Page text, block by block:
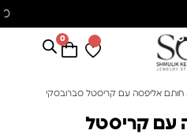
0
אליפסה עם קריסטל סברובסקי
עם קריסטל